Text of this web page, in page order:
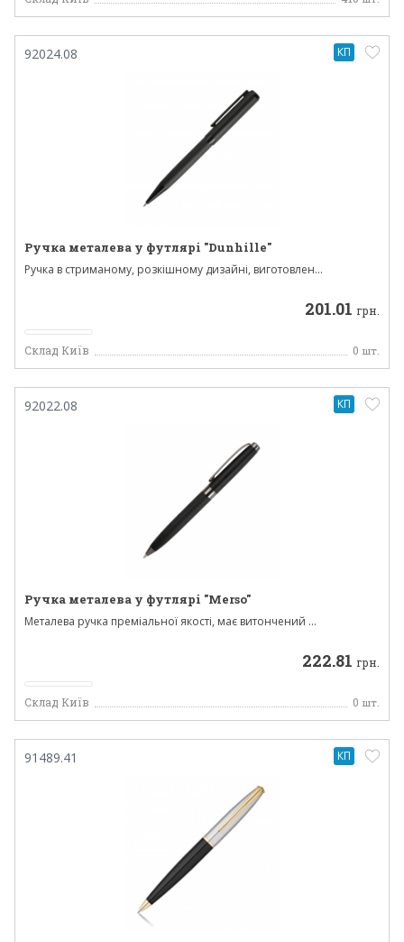
92024.08
Ручка металева у футлярі "Dunhille"
Ручка в стриманому, розкішному дизайні, виготовлен...
201.01 грн.
Склад Київ 0 шт.
КП
92022.08
Ручка металева у футлярі "Merso"
Металева ручка преміальної якості, має витончений ...
222.81 грн.
Склад Київ 0 шт.
КП
91489.41 КП